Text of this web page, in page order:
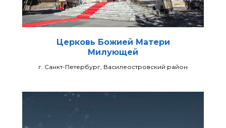
Церковь Божией Матери
Милующей
г. Санкт-Петербург, Василеостровский район